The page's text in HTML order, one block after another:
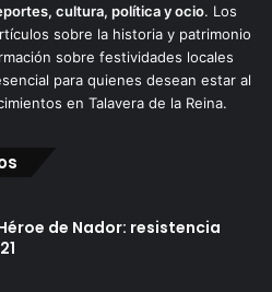
cultura, política y ocio. Los
sobre la historia y patrimonio
sobre festividades locales
para quienes desean estar al
en Talavera de la Reina.
de Nador: resistencia